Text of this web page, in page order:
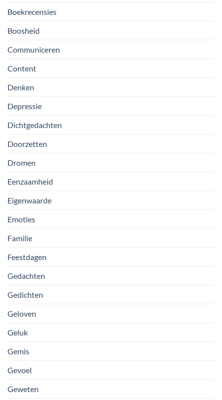
Boekrecensies
Boosheid
Communiceren
Content
Denken
Depressie
Dichtgedachten
Doorzetten
Dromen
Eenzaamheid
Eigenwaarde
Emoties
Familie
Feestdagen
Gedachten
Gedichten
Geloven
Geluk
Gemis
Gevoel
Geweten